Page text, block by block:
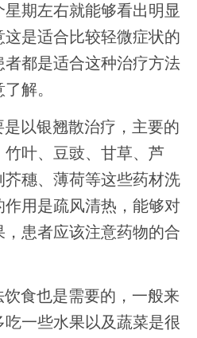
期左右就能够看出明显
是适合比较轻微症状的
都是适合这种治疗方法
解。
以银翘散治疗，主要的
叶、豆豉、甘草、芦
穗、薄荷等这些药材洗
用是疏风清热，能够对
患者应该注意药物的合
食也是需要的，一般来
一些水果以及蔬菜是很